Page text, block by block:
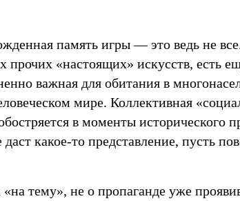
память игры — это ведь не
прочих «настоящих» искусств, есть
важная для обитания в
мире. Коллективная
в моменты исторического
какое-то представление, пусть
«на тему», не о пропаганде уже